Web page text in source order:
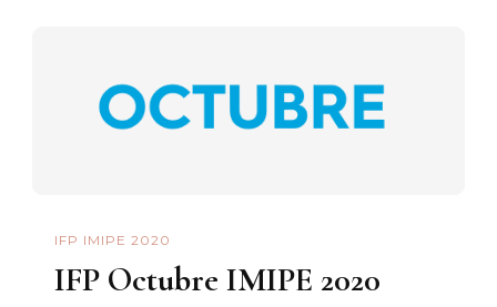
IFP IMIPE 2020
IFP Octubre IMIPE 2020